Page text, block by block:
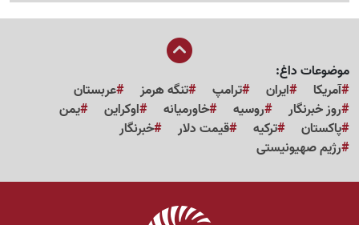
موضوعات داغ:
آمریکا
ایران ترامپ تنگه هرمز
عربستان
روز خبرنگار
روسیه خاورمیانه اوکراین
یمن
پاکستان
ترکیه قیمت دلار
خبرنگار
رژیم صهیونیستی